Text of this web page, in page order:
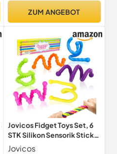
ZUM ANGEBOT
Jovicos Fidget Toys Set, 6
STK Silikon Sensorik Stick
Anti Stress Spielzeug
Jovicos